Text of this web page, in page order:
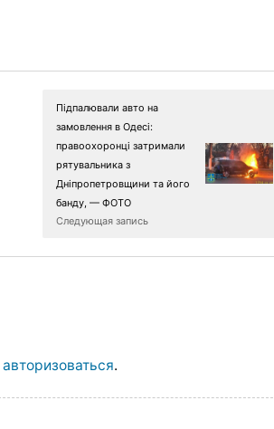
Підпалювали авто на
замовлення в Одесі:
правоохоронці затримали
рятувальника з
Дніпропетровщини та його
банду, — ФОТО
Следующая запись
авторизоваться.